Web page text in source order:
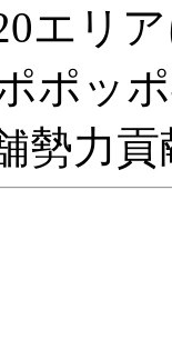
エリ
ポッ
勢力